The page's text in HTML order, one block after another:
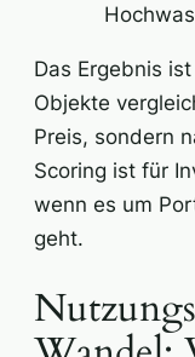
Das Ergebnis
Objekte
Preis, sondern
Scoring ist für
wenn es um
geht.